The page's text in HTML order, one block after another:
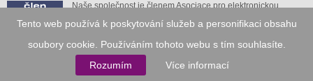
Tento web používá k poskytování služeb a personifikaci obsahu
soubory cookie. Používáním tohoto webu s tím souhlasíte.
Rozumím
Více informací
Naše společnost je členem Asociace pro elektronickou